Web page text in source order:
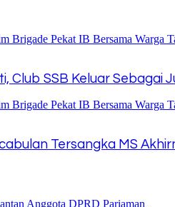
Club SSB Keluar Sebagai
Tersangka MS